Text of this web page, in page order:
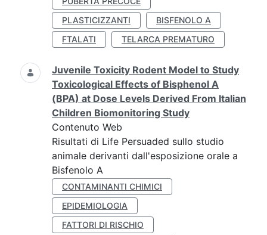
PLASTICIZZANTI
BISFENOLO A
FTALATI
TELARCA PREMATURO
Juvenile Toxicity Rodent Model to Study
Toxicological Effects of Bisphenol A
(BPA) at Dose Levels Derived From Italian
Children Biomonitoring Study
Contenuto Web
Risultati di Life Persuaded sullo studio
animale derivanti dall'esposizione orale a
Bisfenolo A
CONTAMINANTI CHIMICI
EPIDEMIOLOGIA
FATTORI DI RISCHIO